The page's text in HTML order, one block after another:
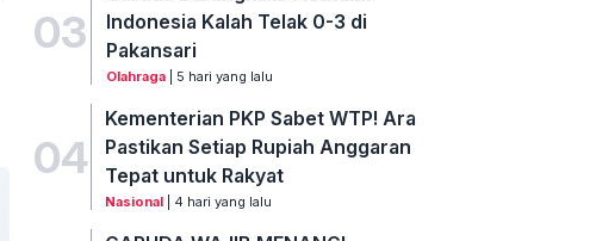
03
Indonesia Kalah Telak 0-3 di
Pakansari
Olahraga| 5 hari yang lalu
04
Kementerian PKP Sabet WTP! Ara
Pastikan Setiap Rupiah Anggaran
Tepat untuk Rakyat
Nasional | 4 hari yang lalu